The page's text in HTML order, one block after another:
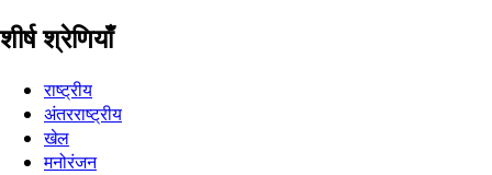
शीर्ष श्रेणियाँ
राष्ट्रीय
अंतरराष्ट्रीय
खेल
मनोरंजन